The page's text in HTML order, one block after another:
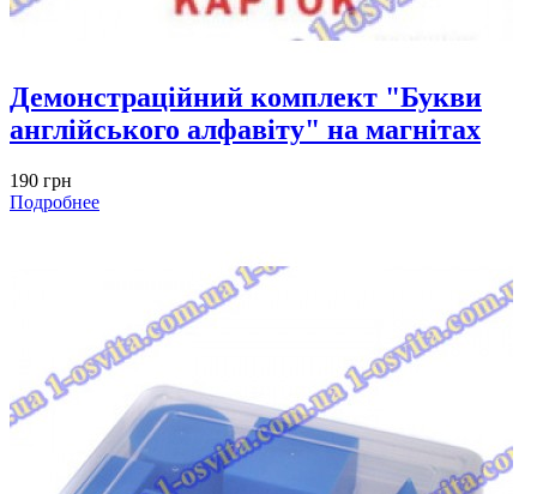
Демонстраційний комплект "Букви
англійського алфавіту" на магнітах
190 грн
Подробнее